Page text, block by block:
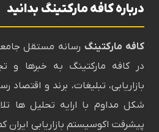
درباره کافه مارکتینگ بدانید
کافه مارکتینگرسانه‌ مستقل جامعه
در کافه مارکتینگ به خبرها و
بازاریابی، تبلیغات، برند و اقتصاد
شکل مداوم با ارایه تحلیل ها
پیشرفت اکوسیستم بازاریابی